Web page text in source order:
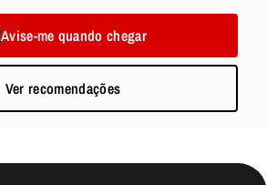
Avise-me quando chegar
Ver recomendações